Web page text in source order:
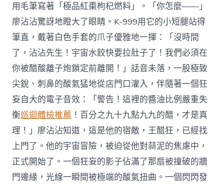
用毛筆寫著「極品紅棗枸杞燃料」。「你怎麼——」
廖沾沾驚訝地瞪大了眼睛。K-999用它的小短腿站得
筆直，戴著白色手套的爪子優雅地一揮：「沒時間
了，沾沾先生！宇宙水餃快要拉肚子了！我們必須在
你被醋酸離子炮鎖定前離開！」話音未落，一股極致
尖銳、刺鼻的酸氣猛地從店門口灌入，伴隨著一個狂
妄自大的電子音效：「警告！這裡的醬油比例嚴重失
衡巡迴體檢推薦 ！百分之九十九點九九的醋，才是真
理！」廖沾沾知道，這是他的宿敵，王醋狂，已經找
上門了。他的宇宙冒險，被迫從他對蒜泥的焦慮中，
正式開始了。一個狂妄的影子佔滿了那扇被撞破的牆
門邊緣，光線一瞬間被極端的酸氣扭曲。一個閃閃發